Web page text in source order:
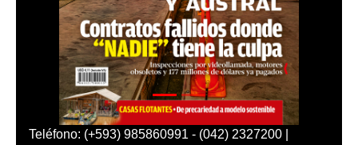
Teléfono: (+593) 985860991 - (042) 2327200 |